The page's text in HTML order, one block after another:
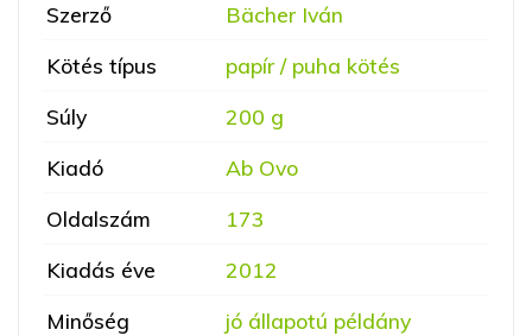
Szerző
Bächer Iván
Kötés típus
papír / puha kötés
Súly
200 g
Kiadó
Ab Ovo
Oldalszám
173
Kiadás éve
2012
Minőség
jó állapotú példány